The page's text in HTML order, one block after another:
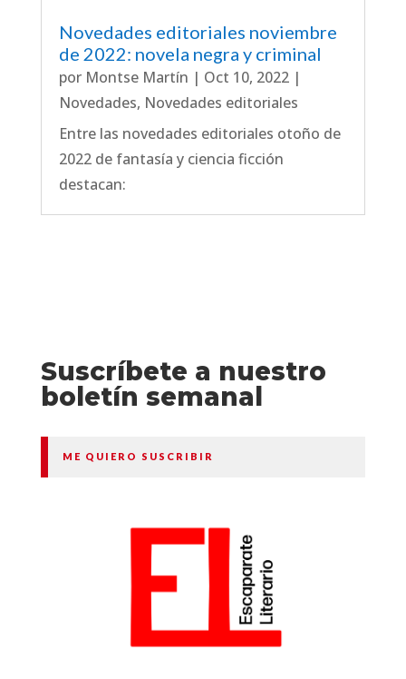
Novedades editoriales noviembre
de 2022: novela negra y criminal
por Montse Martín | Oct 10, 2022|
Novedades, Novedades editoriales
Entre las novedades editoriales otoño de
2022 de fantasía y ciencia ficción
destacan:
Suscríbete a nuestro
boletín semanal
ME QUIERO SUSCRIBIR